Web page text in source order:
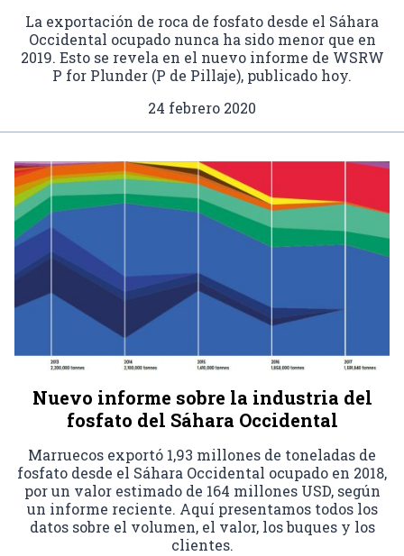
La exportación de roca de fosfato desde el Sáhara
Occidental ocupado nunca ha sido menor que en
2019. Esto se revela en el nuevo informe de WSRW
P for Plunder (P de Pillaje), publicado hoy.
24 febrero 2020
Nuevo informe sobre la industria del
fosfato del Sáhara Occidental
Marruecos exportó 1,93 millones de toneladas de
fosfato desde el Sáhara Occidental ocupado en 2018,
por un valor estimado de 164 millones USD, según
un informe reciente. Aquí presentamos todos los
datos sobre el volumen, el valor, los buques y los
clientes.